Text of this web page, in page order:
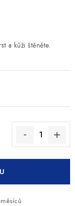
a kůži štěněte.